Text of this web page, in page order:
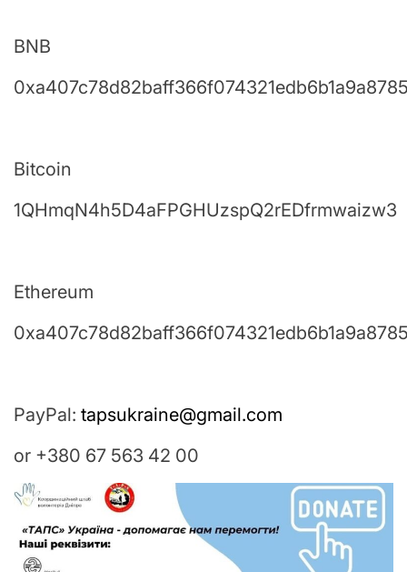
BNB
Bitcoin
1QHmqN4h5D4aFPGHUzspQ2rEDfrmwaizw3
Ethereum
PayPal: tapsukraine@gmail.com
or +380 67 563 42 00